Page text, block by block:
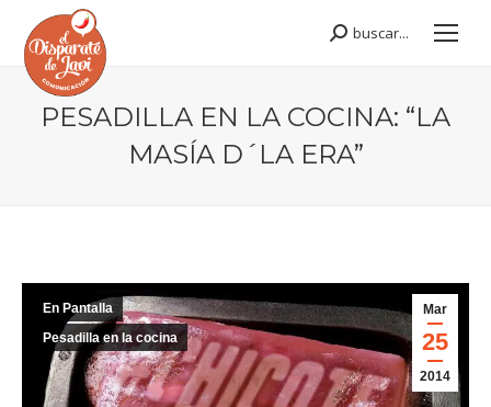
Buscar:
buscar...
PESADILLA EN LA COCINA: “LA
MASÍA D´LA ERA”
Mar
25
2014
En Pantalla
Pesadilla en la cocina